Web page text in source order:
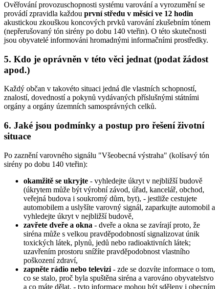
Ověřování provozuschopnosti systému varování a vyrozumění se
provádí zpravidla každou první středu v měsíci ve 12 hodin
akustickou zkouškou koncových prvků varování zkušebním tónem
(nepřerušovaný tón sirény po dobu 140 vteřin). O této skutečnosti
jsou obyvatelé informováni hromadnými informačními prostředky.
5. Kdo je oprávněn v této věci jednat (podat žádost
apod.)
Každý občan v takovéto situaci jedná dle vlastních schopností,
znalostí, dovedností a pokynů vydávaných příslušnými státními
orgány a orgány územních samosprávných celků.
6. Jaké jsou podmínky a postup pro řešení životní
situace
Po zaznění varovného signálu "Všeobecná výstraha" (kolísavý tón
sirény po dobu 140 vteřin):
okamžitě se ukryjte - vyhledejte úkryt v nejbližší budově
(úkrytem může být výrobní závod, úřad, kancelář, obchod,
veřejná budova i soukromý dům, byt), - jestliže cestujete
automobilem a uslyšíte varovný signál, zaparkujte automobil a
vyhledejte úkryt v nejbližší budově,
zavřete dveře a okna - dveře a okna se zavírají proto, že
siréna může s velkou pravděpodobností signalizovat únik
toxických látek, plynů, jedů nebo radioaktivních látek;
uzavřením prostoru snížíte pravděpodobnost vlastního
poškození zdraví,
zapněte rádio nebo televizi - zde se dozvíte informace o tom,
co se stalo, proč byla spuštěna siréna a varováno obyvatelstvo
a co máte dělat, - tyto informace mohou být sděleny i obecním